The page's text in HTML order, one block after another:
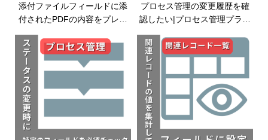
添付ファイルフィールドに添
付されたPDFの内容をプレビ
ルプレビュープラグイ
ン|kintoneプラグイン
プロセス管理の変更履歴を確
認したい|プロセス管理プラグ